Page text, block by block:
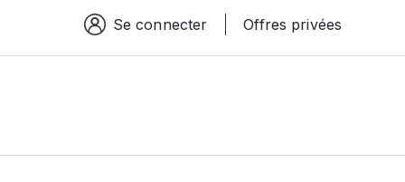
Espace connexion
Se connecter Offres privées